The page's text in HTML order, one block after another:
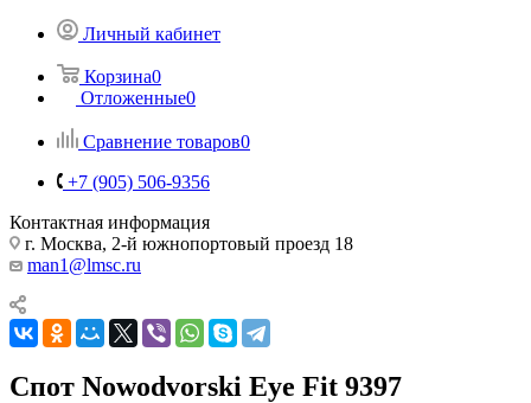
Личный кабинет
Корзина0
Отложенные0
Сравнение товаров0
+7 (905) 506-9356
Контактная информация
г. Москва, 2-й южнопортовый проезд 18
man1@lmsc.ru
Спот Nowodvorski Eye Fit 9397